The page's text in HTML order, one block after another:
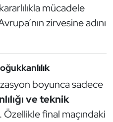
mücadele
zirvesine adını
boyunca sadece
ve teknik
Özellikle final maçındaki